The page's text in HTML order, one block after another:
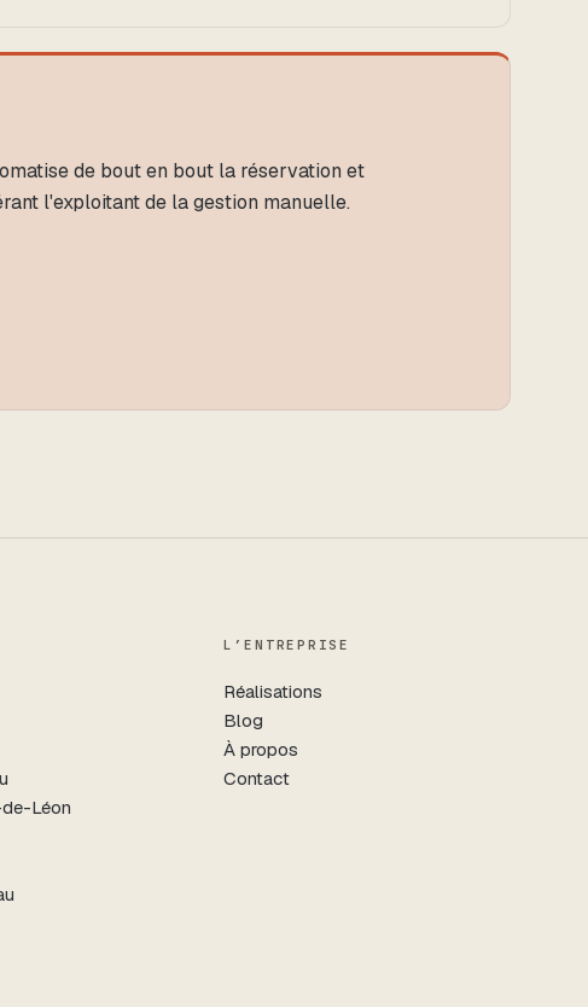
de bout en bout la réservation et
l'exploitant de la gestion manuelle.
Léon
L’ENTREPRISE
Réalisations
Blog
À propos
Contact